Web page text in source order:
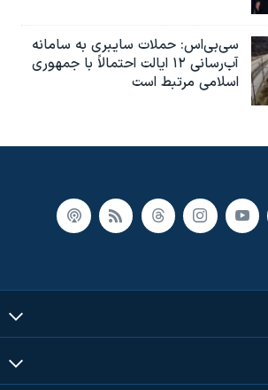
سی‌بی‌اس: حملات سایبری به سامانه
آب‌رسانی ۱۲ ایالت احتمالاً با جمهوری
اسلامی مرتبط است